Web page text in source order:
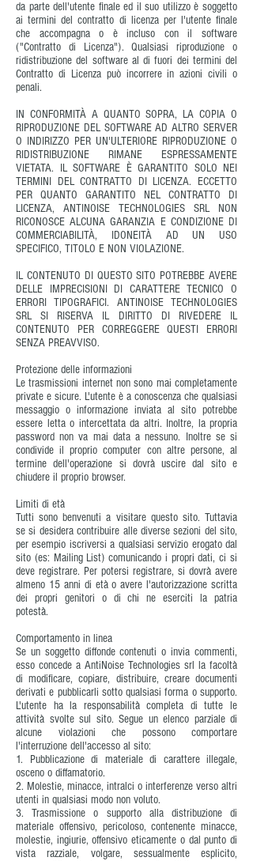
da parte dell'utente finale ed il suo utilizzo è soggetto
ai termini del contratto di licenza per l'utente finale
che accompagna o è incluso con il software
("Contratto di Licenza"). Qualsiasi riproduzione o
ridistribuzione del software al di fuori dei termini del
Contratto di Licenza può incorrere in azioni civili o
penali.
IN CONFORMITÀ A QUANTO SOPRA, LA COPIA O
RIPRODUZIONE DEL SOFTWARE AD ALTRO SERVER
O INDIRIZZO PER UN'ULTERIORE RIPRODUZIONE O
RIDISTRIBUZIONE RIMANE ESPRESSAMENTE
VIETATA. IL SOFTWARE È GARANTITO SOLO NEI
TERMINI DEL CONTRATTO DI LICENZA. ECCETTO
PER QUANTO GARANTITO NEL CONTRATTO DI
LICENZA, ANTINOISE TECHNOLOGIES SRL NON
RICONOSCE ALCUNA GARANZIA E CONDIZIONE DI
COMMERCIABILITÀ, IDONEITÀ AD UN USO
SPECIFICO, TITOLO E NON VIOLAZIONE.
IL CONTENUTO DI QUESTO SITO POTREBBE AVERE
DELLE IMPRECISIONI DI CARATTERE TECNICO O
ERRORI TIPOGRAFICI. ANTINOISE TECHNOLOGIES
SRL SI RISERVA IL DIRITTO DI RIVEDERE IL
CONTENUTO PER CORREGGERE QUESTI ERRORI
SENZA PREAVVISO.
Protezione delle informazioni
Le trasmissioni internet non sono mai completamente
private e sicure. L'utente è a conoscenza che qualsiasi
messaggio o informazione inviata al sito potrebbe
essere letta o intercettata da altri. Inoltre, la propria
password non va mai data a nessuno. Inoltre se si
condivide il proprio computer con altre persone, al
termine dell'operazione si dovrà uscire dal sito e
chiudere il proprio browser.
Limiti di età
Tutti sono benvenuti a visitare questo sito. Tuttavia
se si desidera contribuire alle diverse sezioni del sito,
per esempio iscriversi a qualsiasi servizio erogato dal
sito (es: Mailing List) comunicando i propri dati, ci si
deve registrare. Per potersi registrare, si dovrà avere
almeno 15 anni di età o avere l'autorizzazione scritta
dei propri genitori o di chi ne eserciti la patria
potestà.
Comportamento in linea
Se un soggetto diffonde contenuti o invia commenti,
esso concede a AntiNoise Technologies srl la facoltà
di modificare, copiare, distribuire, creare documenti
derivati e pubblicarli sotto qualsiasi forma o supporto.
L'utente ha la responsabilità completa di tutte le
attività svolte sul sito. Segue un elenco parziale di
alcune violazioni che possono comportare
l'interruzione dell'accesso al sito:
1. Pubblicazione di materiale di carattere illegale,
osceno o diffamatorio.
2. Molestie, minacce, intralci o interferenze verso altri
utenti in qualsiasi modo non voluto.
3. Trasmissione o supporto alla distribuzione di
materiale offensivo, pericoloso, contenente minacce,
molestie, ingiurie, offensivo eticamente o dal punto di
vista razziale, volgare, sessualmente esplicito,